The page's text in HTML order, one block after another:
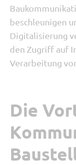
beschleunigen
Digitalisierung
den Zugriff auf
Verarbeitung
Die